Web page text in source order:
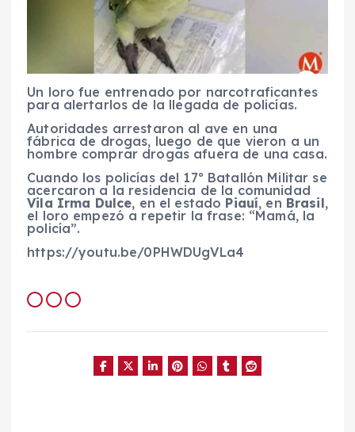
Un loro fue entrenado por narcotraficantes
para alertarlos de la llegada de policías.
Autoridades arrestaron al ave en una
fábrica de drogas, luego de que vieron a un
hombre comprar drogas afuera de una casa.
Cuando los policías del 17º Batallón Militar se
acercaron a la residencia de la comunidad
Vila Irma Dulce, en el estado Piauí, en Brasil,
el loro empezó a repetir la frase: “Mamá, la
policía”.
https://youtu.be/0PHWDUgVLa4